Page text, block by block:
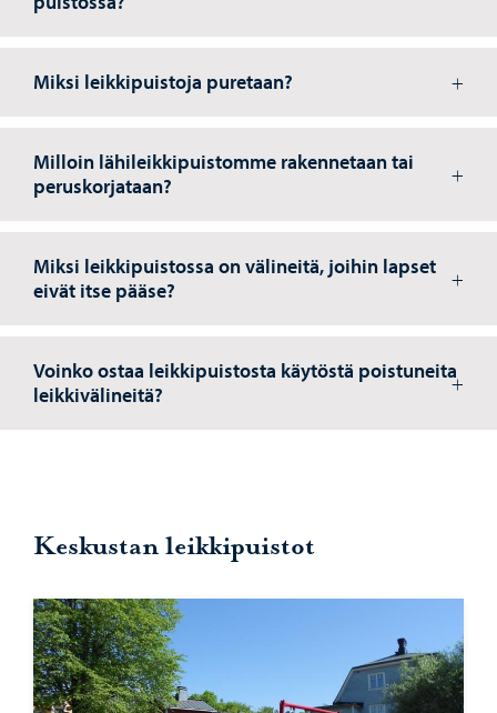
Miksi leikkipuistoja puretaan?
Milloin lähileikkipuistomme rakennetaan tai
peruskorjataan?
Miksi leikkipuistossa on välineitä, joihin lapset
eivät itse pääse?
Voinko ostaa leikkipuistosta käytöstä poistuneita
leikkivälineitä?
Keskustan leikkipuistot